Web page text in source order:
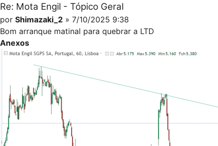
Re: Mota Engil - Tópico Geral
por Shimazaki_2 » 7/10/2025 9:38
Bom arranque matinal para quebrar a LTD
Anexos